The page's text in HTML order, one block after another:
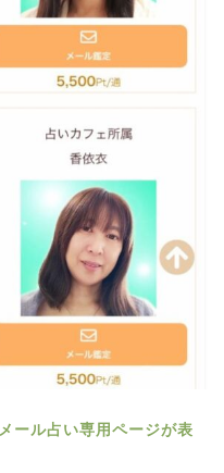
メール占い専用ページが表